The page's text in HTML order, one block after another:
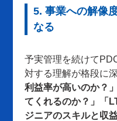
5. 事業への解像
なる
予実管理を続けて
対する理解が格段に
利益率が高いのか？
てくれるのか？」「
ジニアのスキルと収